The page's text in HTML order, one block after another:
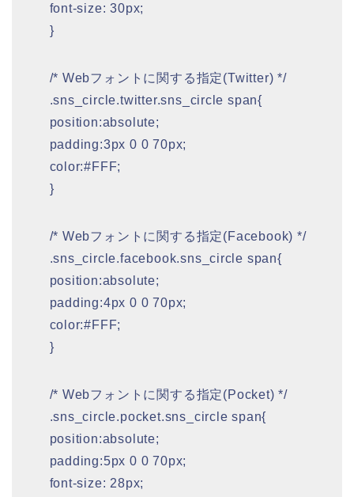
font-size: 30px;
}
/* Webフォントに関する指定(Twitter) */
.sns_circle.twitter.sns_circle span{
position:absolute;
padding:3px 0 0 70px;
color:#FFF;
}
/* Webフォントに関する指定(Facebook) */
.sns_circle.facebook.sns_circle span{
position:absolute;
padding:4px 0 0 70px;
color:#FFF;
}
/* Webフォントに関する指定(Pocket) */
.sns_circle.pocket.sns_circle span{
position:absolute;
padding:5px 0 0 70px;
font-size: 28px;